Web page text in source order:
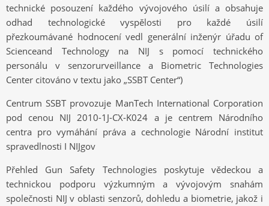
technické posouzení každého vývojového úsilí a obsahuje
odhad technologické vyspělosti pro každé úsilí
přezkoumávané hodnocení vedl generální inženýr úřadu of
Scienceand Technology na NIJ s pomocí technického
personálu v senzorurveillance a Biometric Technologies
Center citováno v textu jako „SSBT Center“)
Centrum SSBT provozuje ManTech International Corporation
pod cenou NIJ 2010-1J-CX-K024 a je centrem Národního
centra pro vymáhání práva a cechnologie Národní institut
spravedlnosti I NIJgov
Přehled Gun Safety Technologies poskytuje vědeckou a
technickou podporu výzkumným a vývojovým snahám
společnosti NIJ v oblasti senzorů, dohledu a biometrie, jakož i